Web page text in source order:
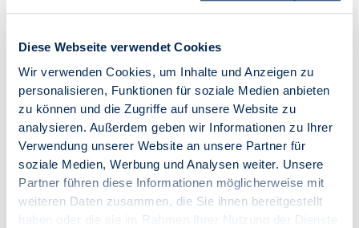
Diese Webseite verwendet Cookies
Wir verwenden Cookies, um Inhalte und Anzeigen zu
personalisieren, Funktionen für soziale Medien anbieten
zu können und die Zugriffe auf unsere Website zu
analysieren. Außerdem geben wir Informationen zu Ihrer
Verwendung unserer Website an unsere Partner für
soziale Medien, Werbung und Analysen weiter. Unsere
Partner führen diese Informationen möglicherweise mit
weiteren Daten zusammen, die Sie ihnen bereitgestellt
haben oder die sie im Rahmen Ihrer Nutzung der Dienste
Gesetzentwurf für den weiteren Jahresverlauf 2026 an.
noch offen. Eine erhöhte Sonderabschreibung für den
Wohnungsbau wurde nicht zugesagt. In Aussicht
gestellt wurde lediglich, die degressive Abschreibung zu
verlängern und die Sonderabschreibung zielgerichteter
auszugestalten.
Der Aktionsplan enthält damit mehrere Ansatzpunkte,
die für mehr Tempo und geringere Kosten im